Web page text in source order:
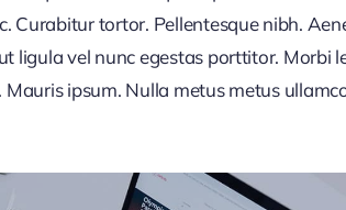
Curabitur tortor. Pellentesque nibh.
ligula vel nunc egestas porttitor. Morbi
ipsum. Nulla metus metus